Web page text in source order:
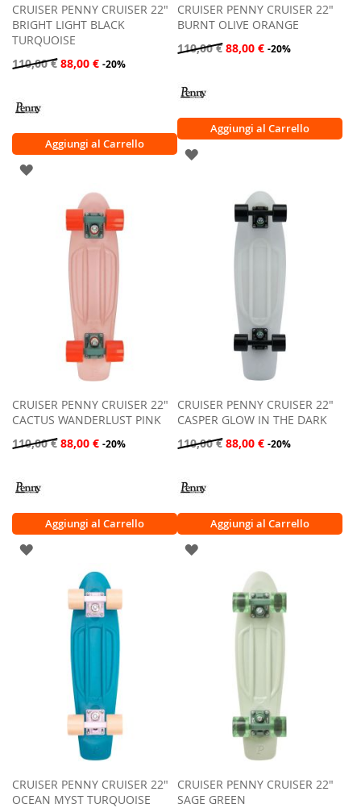
CRUISER PENNY CRUISER 22"
BRIGHT LIGHT BLACK
TURQUOISE
110,00 € 88,00 € -20%
Aggiungi al Carrello
AGGIUNGI
DESIDERI
CRUISER PENNY CRUISER 22"
BURNT OLIVE ORANGE
110,00 € 88,00 € -20%
Aggiungi al Carrello
AGGIUNGI
DESIDERI
CRUISER PENNY CRUISER 22"
CACTUS WANDERLUST PINK
110,00 € 88,00 € -20%
Aggiungi al Carrello
AGGIUNGI
DESIDERI
CRUISER PENNY CRUISER 22"
CASPER GLOW IN THE DARK
110,00 € 88,00 € -20%
Aggiungi al Carrello
AGGIUNGI
DESIDERI
CRUISER PENNY CRUISER 22"
OCEAN MYST TURQUOISE
CRUISER PENNY CRUISER 22"
SAGE GREEN